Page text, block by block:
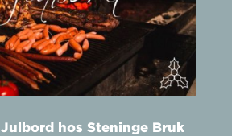
hos Steninge Bruk